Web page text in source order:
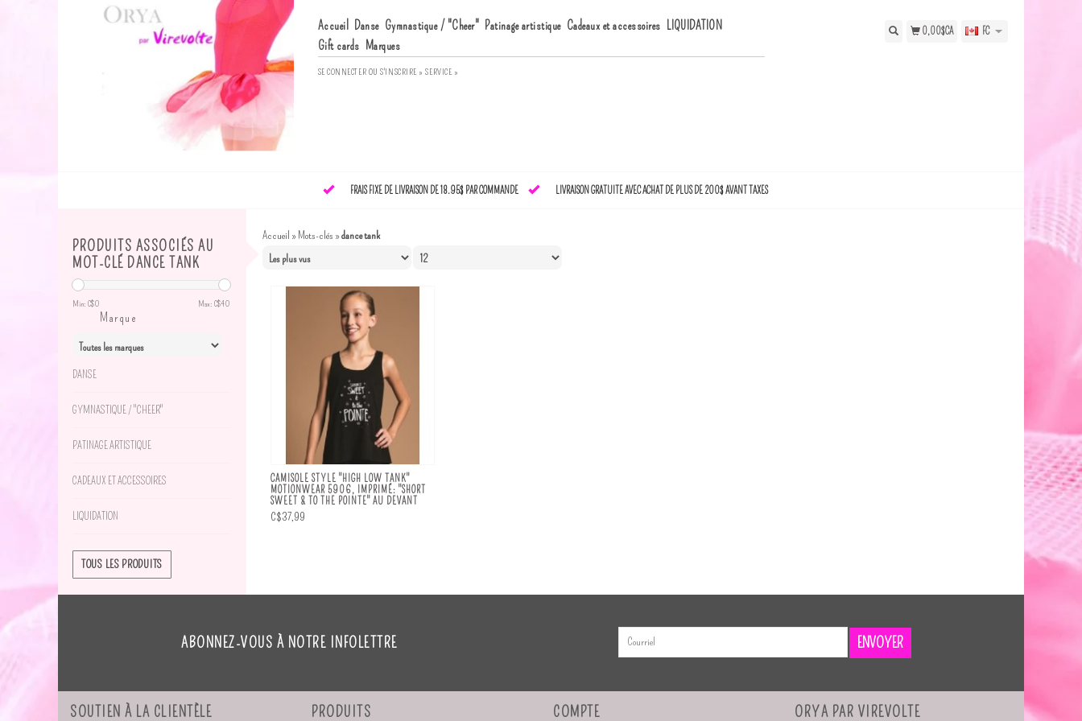
Accueil Danse Gymnastique / "Cheer" Patinage artistique Cadeaux et accessoires LIQUIDATION
Gift cards Marques
SE CONNECTER OUS'INSCRIRE » SERVICE »
0,00$CA FC
FRAIS FIXE DE LIVRAISON DE 18.95$ PAR COMMANDE LIVRAISON GRATUITE AVEC ACHAT DE PLUS DE 200$ AVANT TAXES
PRODUITS ASSOCIÉS AU
MOT-CLÉ DANCE TANK
Min: C$0 Max: C$40
Marque
DANSE
GYMNASTIQUE / "CHEER"
PATINAGE ARTISTIQUE
CADEAUX ET ACCESSOIRES
LIQUIDATION
TOUS LES PRODUITS
Accueil »Mots-clés »dance tank
CAMISOLE STYLE "HIGH LOW TANK"
MOTIONWEAR 5906, IMPRIMÉ: "SHORT
SWEET & TO THE POINTE" AU DEVANT
C$37,99
ABONNEZ-VOUS À NOTRE INFOLETTRE ENVOYER
SOUTIEN À LA CLIENTÈLE PRODUITS COMPTE ORYA PAR VIREVOLTE